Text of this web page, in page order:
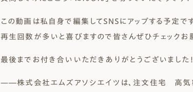
この動画は私自身で編集してＳＮＳにアップする予定です
再生回数が多いと喜びますので皆さんぜひチェックお
最後までお付き合いいただきありがとうございました！
—―株式会社エムズアソシエイツは、注文住宅 高